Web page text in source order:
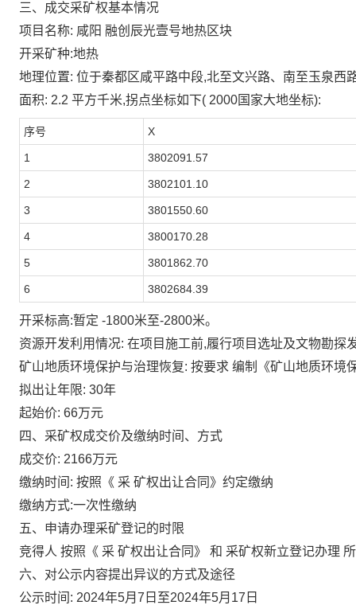
三、成交采矿权基本情况
项目名称: 咸阳 融创辰光壹号地热区块
开采矿种:地热
地理位置: 位于秦都区咸平路中段,北至文兴路、南至玉泉西
面积: 2.2 平方千米,拐点坐标如下( 2000国家大地坐标):
序号 X
1 3802091.57
2 3802101.10
3 3801550.60
4 3800170.28
5 3801862.70
6 3802684.39
开采标高:暂定 -1800米至-2800米。
资源开发利用情况: 在项目施工前,履行项目选址及文物勘探
矿山地质环境保护与治理恢复: 按要求 编制《矿山地质环境
拟出让年限: 30年
起始价: 66万元
四、采矿权成交价及缴纳时间、方式
成交价: 2166万元
缴纳时间: 按照《 采 矿权出让合同》约定缴纳
缴纳方式:一次性缴纳
五、申请办理采矿登记的时限
竞得人 按照《 采 矿权出让合同》 和 采矿权新立登记办理
六、对公示内容提出异议的方式及途径
公示时间: 2024年5月7日至2024年5月17日